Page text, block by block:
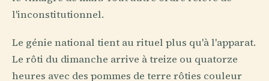
l'inconstitutionnel.
Le génie national tient au rituel plus qu'à l'apparat.
Le rôti du dimanche arrive à treize ou quatorze
heures avec des pommes de terre rôties couleur